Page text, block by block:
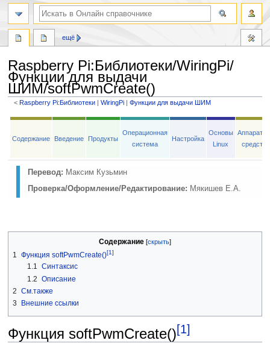
Raspberry Pi:Библиотеки/WiringPi/
Функции для выдачи
ШИМ/softPwmCreate()
<Raspberry Pi:Библиотеки ‎ |WiringPi ‎ |Функции для выдачи ШИМ
Перейти
навигации
Перейти
поиску
Содержание Введение Продукты
Операционная
система
Настройка
Основы
Linux
средства
Перевод: Максим Кузьмин
Проверка/Оформление/Редактирование: Мякишев Е.А.
Содержание
1 Функция softPwmCreate()[1]
1.1 Синтаксис
1.2 Описание
2 См.также
3
Внешние ссылки
Функция softPwmCreate()[1]
ещё